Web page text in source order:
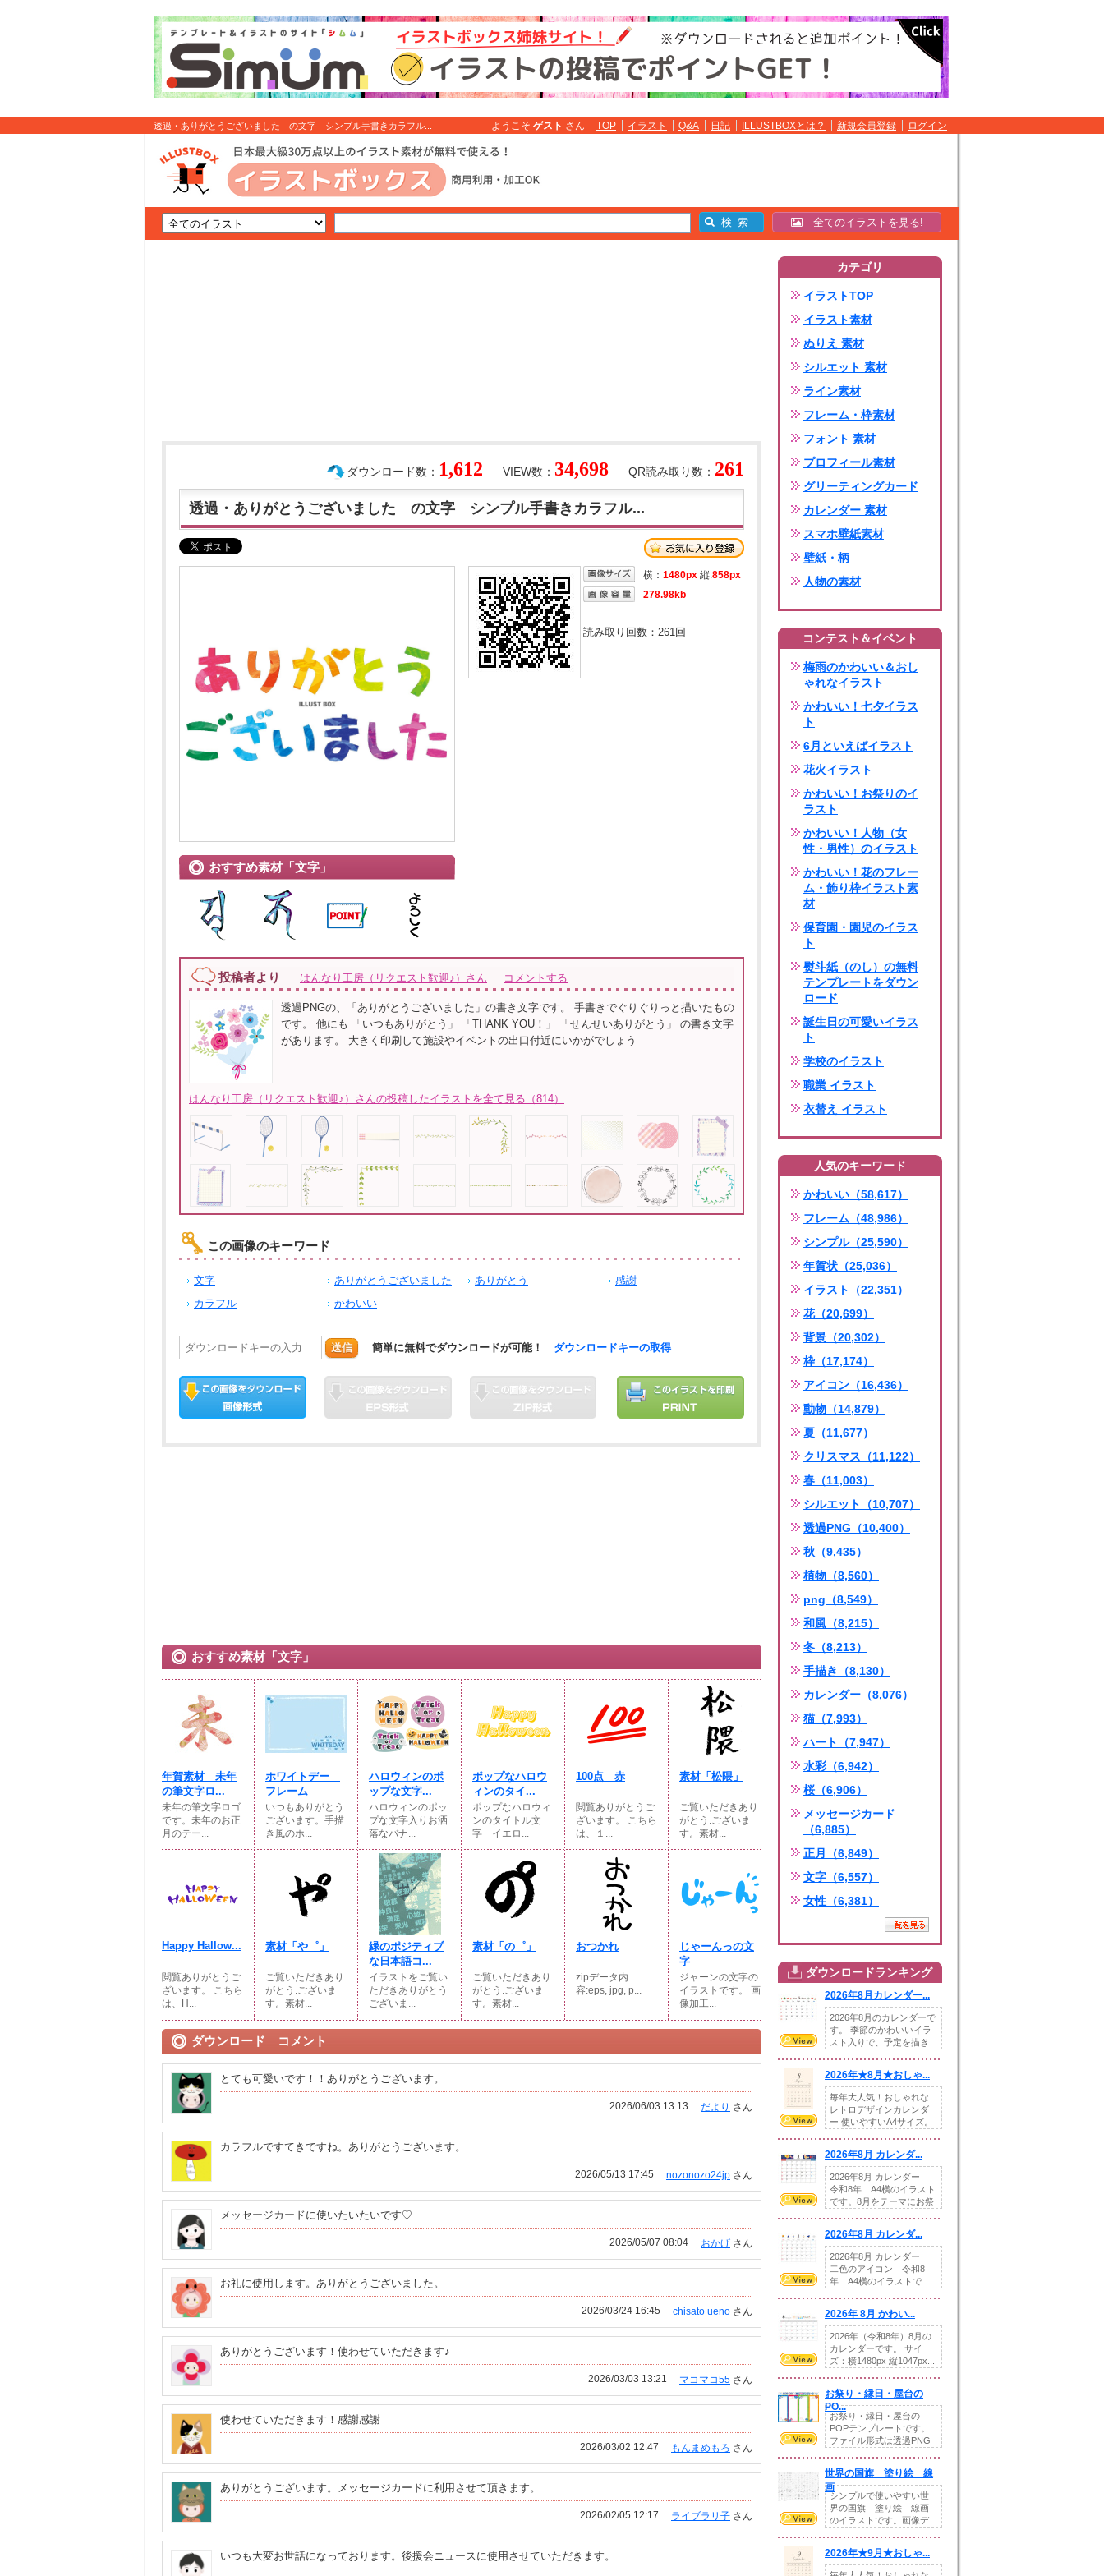
透過・ありがとうございました の文字 シンプル手書きカラフル...
ようこそ ゲスト さん TOP イラスト Q&A 日記 ILLUSTBOXとは？ 新規会員登録 ログイン
全てのイラストを見る!
QR読み取り数： 261
VIEW数： 34,698
ダウンロード数： 1,612
透過・ありがとうございました の文字 シンプル手書きカラフル...
おすすめ素材「文字」
横： 1480px 縦:858px
278.98kb
読み取り回数： 261回
投稿者より はんなり工房（リクエスト歓迎♪）さん コメントする
透過PNGの、「ありがとうございました」の書き文字です。 手書きでぐりぐりっと描いたもの
です。 他にも 「いつもありがとう」 「THANK YOU！」 「せんせいありがとう」 の書き文字
があります。 大きく印刷して施設やイベントの出口付近にいかがでしょう
はんなり工房（リクエスト歓迎♪）さんの投稿したイラストを全て見る（814）
この画像のキーワード
文字 ありがとうございました ありがとう
感謝
カラフル
かわいい
送信 簡単に無料でダウンロードが可能！ ダウンロードキーの取得
おすすめ素材「文字」
年賀素材 未年
の筆文字ロ...
未年の筆文字ロゴ
です。未年のお正
月のテー...
ホワイトデー
フレーム
いつもありがとう
ございます。手描
き風のホ...
ハロウィンのポ
ップな文字...
ハロウィンのポッ
プな文字入りお洒
落なバナ...
ポップなハロウ
ィンのタイ...
ポップなハロウィ
ンのタイトル文
字 イエロ...
100点 赤
閲覧ありがとうご
ざいます。 こちら
は、１...
素材「松隈」
ご覧いただきあり
がとう.ございま
す。素材...
Happy Hallow...
閲覧ありがとうご
ざいます。 こちら
は、H...
素材「や゜」
ご覧いただきあり
がとう.ございま
す。素材...
緑のポジティブ
な日本語コ...
イラストをご覧い
ただきありがとう
ございま...
素材「の゜」
ご覧いただきあり
がとう.ございま
す。素材...
おつかれ
zipデータ内
容:eps, jpg, p...
じゃーんっの文
字
ジャーンの文字の
イラストです。 画
像加工...
ダウンロード コメント
とても可愛いです！！ありがとうございます。
だより さん
2026/06/03 13:13
カラフルですてきですね。ありがとうございます。
nozonozo24jp さん
2026/05/13 17:45
メッセージカードに使いたいたいです♡
おかげ さん
2026/05/07 08:04
お礼に使用します。ありがとうございました。
chisato ueno さん
2026/03/24 16:45
ありがとうございます！使わせていただきます♪
マコマコ55 さん
2026/03/03 13:21
使わせていただきます！感謝感謝
もんまめもろ さん
2026/03/02 12:47
ありがとうございます。メッセージカードに利用させて頂きます。
ライブラリ子 さん
2026/02/05 12:17
いつも大変お世話になっております。後援会ニュースに使用させていただきます。
カテゴリ
イラストTOP
イラスト素材
ぬりえ 素材
シルエット 素材
ライン素材
フレーム・枠素材
フォント 素材
プロフィール素材
グリーティングカード
カレンダー 素材
スマホ壁紙素材
壁紙・柄
人物の素材
コンテスト＆イベント
梅雨のかわいい＆おし
ゃれなイラスト
かわいい！七夕イラス
ト
6月といえばイラスト
花火イラスト
かわいい！お祭りのイ
ラスト
かわいい！人物（女
性・男性）のイラスト
かわいい！花のフレー
ム・飾り枠イラスト素
材
保育園・園児のイラス
ト
熨斗紙（のし）の無料
テンプレートをダウン
ロード
誕生日の可愛いイラス
ト
学校のイラスト
職業 イラスト
衣替え イラスト
人気のキーワード
かわいい（58,617）
フレーム（48,986）
シンプル（25,590）
年賀状（25,036）
イラスト（22,351）
花（20,699）
背景（20,302）
枠（17,174）
アイコン（16,436）
動物（14,879）
夏（11,677）
クリスマス（11,122）
春（11,003）
シルエット（10,707）
透過PNG（10,400）
秋（9,435）
植物（8,560）
png（8,549）
和風（8,215）
冬（8,213）
手描き（8,130）
カレンダー（8,076）
猫（7,993）
ハート（7,947）
水彩（6,942）
桜（6,906）
メッセージカード
（6,885）
正月（6,849）
文字（6,557）
女性（6,381）
ダウンロードランキング
2026年8月カレンダー...
2026年8月のカレンダーで
す。 季節のかわいいイラ
スト入りで、予定を描き
2026年★8月★おしゃ...
毎年大人気！おしゃれな
レトロデザインカレンダ
ー 使いやすいA4サイズ。
2026年8月 カレンダ...
2026年8月 カレンダー
令和8年 A4横のイラスト
です。8月をテーマにお祭
2026年8月 カレンダ...
2026年8月 カレンダー
二色のアイコン 令和8
年 A4横のイラストで
2026年 8月 かわい...
2026年（令和8年）8月の
カレンダーです。 サイ
ズ：横1480px 縦1047px...
お祭り・縁日・屋台の
PO...
お祭り・縁日・屋台の
POPテンプレートです。
ファイル形式は透過PNG
世界の国旗 塗り絵 線
画
シンプルで使いやすい世
界の国旗 塗り絵 線画
のイラストです。画像デ
2026年★9月★おしゃ...